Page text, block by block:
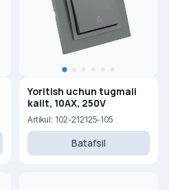
Yoritish uchun tugmali
kalit, 10AX, 250V
Artikul: 102-212125-105
Batafsil